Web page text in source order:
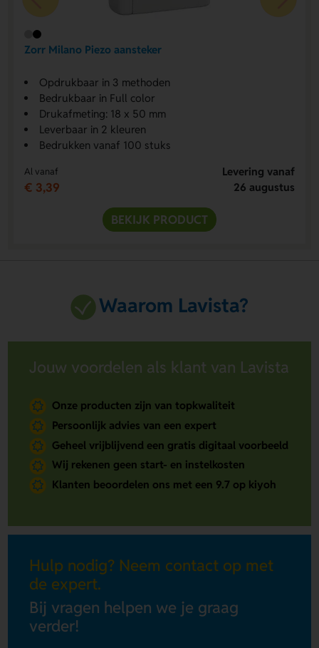
Zorr Milano Piezo aansteker
Opdrukbaar in 3 methoden
Bedrukbaar in Full color
Drukafmeting: 18 x 50 mm
Leverbaar in 2 kleuren
Bedrukken vanaf 100 stuks
Al vanaf
€ 3,39
Levering vanaf
26 augustus
BEKIJK PRODUCT
Waarom Lavista?
Jouw voordelen als klant van Lavista
Onze producten zijn van topkwaliteit
Persoonlijk advies van een expert
Geheel vrijblijvend een gratis digitaal voorbeeld
Wij rekenen geen start- en instelkosten
Klanten beoordelen ons met een 9.7 op kiyoh
Hulp nodig? Neem contact op met
de expert.
Bij vragen helpen we je graag
verder!